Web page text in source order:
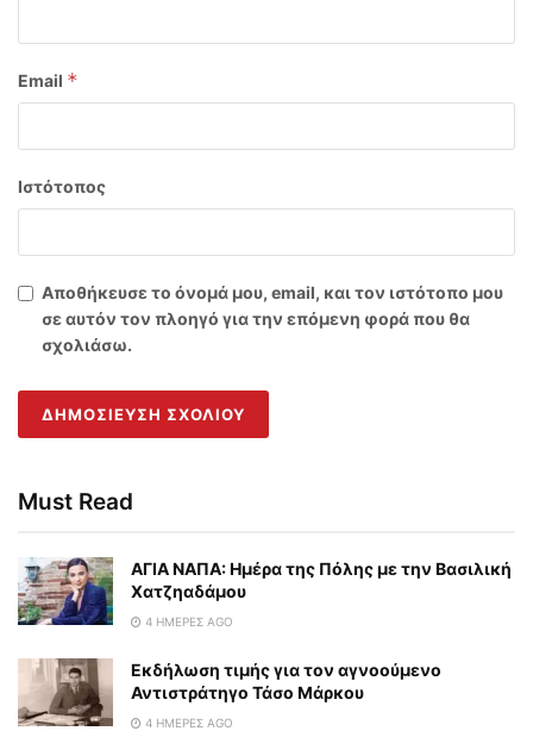
Email *
Ιστότοπος
Αποθήκευσε το όνομά μου, email, και τον ιστότοπο μου
σε αυτόν τον πλοηγό για την επόμενη φορά που θα
σχολιάσω.
Must Read
ΑΓΙΑ ΝΑΠΑ: Ημέρα της Πόλης με την Βασιλική
Χατζηαδάμου
4 ΗΜΈΡΕΣ AGO
Εκδήλωση τιμής για τον αγνοούμενο
Αντιστράτηγο Τάσο Μάρκου
4 ΗΜΈΡΕΣ AGO